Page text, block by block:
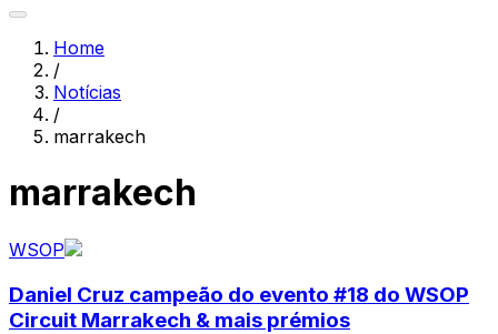
Home
/
Notícias
/
marrakech
marrakech
WSOP
Daniel Cruz campeão do evento #18 do WSOP
Circuit Marrakech & mais prémios